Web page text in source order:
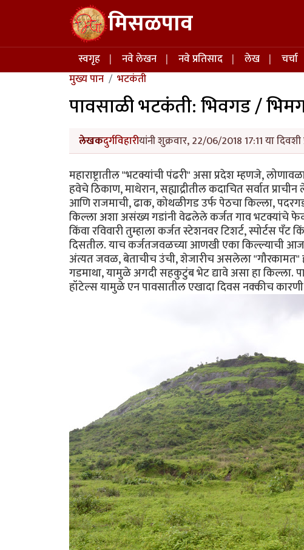
Skip to main content मिसळपाव
Main navigation
स्वगृह नवे लेखन नवे प्रतिसाद लेख चर्चा
मुख्य पान
भटकंती
पावसाळी भटकंती: भिवगड /
लेखकदुर्गविहारीयांनी शुक्रवार, 22/06/2018 17:11 या
महाराष्ट्रातील "भटक्यांची पंढरी" असा प्रदेश म्हणजे,
हवेचे ठिकाण, माथेरान, सह्याद्रीतील कदाचित सर्वात
आणि राजमाची, ढाक, कोथळीगड उर्फ पेठचा किल्ला,
किल्ला अशा असंख्य गडांनी वेढलेले कर्जत गाव भटक्यांचे
किंवा रविवारी तुम्हाला कर्जत स्टेशनवर टिशर्ट,
दिसतील. याच कर्जतजवळच्या आणखी एका किल्ल्याची
अंत्यत जवळ, बेताचीच उंची, शेजारीच असलेला "गौरकामत"
गडमाथा, यामुळे अगदी सहकुटुंब भेट द्यावे असा हा किल्ला.
हॉटेल्स यामुळे एन पावसातील एखादा दिवस नक्कीच